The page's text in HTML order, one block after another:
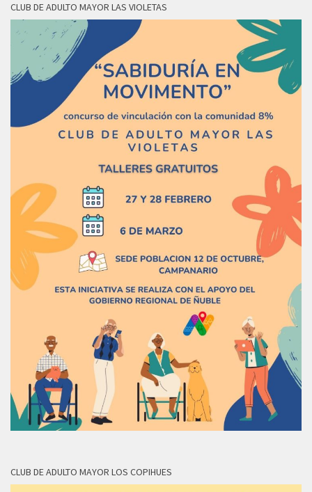
CLUB DE ADULTO MAYOR LAS VIOLETAS
CLUB DE ADULTO MAYOR LOS COPIHUES